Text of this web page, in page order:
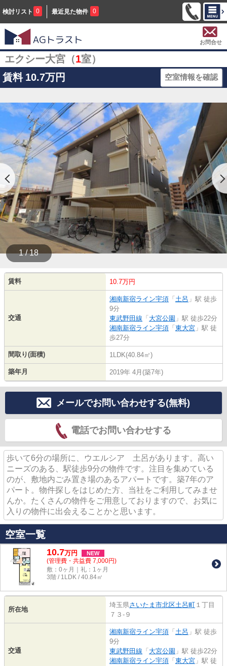
検討リスト 0 最近見た物件 0
お問合せ
エクシー大宮（1室）
賃料 10.7万円 空室情報を確認
1 / 18
賃料 10.7万円
交通
湘南新宿ライン宇須 「 土呂 」駅 徒歩
9分
東武野田線 「 大宮公園 」駅 徒歩22分
湘南新宿ライン宇須 「 東大宮 」駅 徒
歩27分
間取り(面積) 1LDK(40.84㎡)
築年月 2019年 4月(築7年)
メールでお問い合わせする(無料)
電話でお問い合わせする
歩いて6分の場所に、ウエルシア 土呂があります。高い
ニーズのある、駅徒歩9分の物件です。注目を集めている
のが、敷地内ごみ置き場のあるアパートです。築7年のア
パート。物件探しをはじめた方、当社をご利用してみませ
んか。たくさんの物件をご用意しておりますので、お気に
入りの物件に出会えることかと思います。
空室一覧
10.7万円 NEW
(管理費・共益費 7,000円)
敷：0ヶ月｜礼：1ヶ月
3階 / 1LDK / 40.84㎡
所在地
埼玉県さいたま市北区土呂町 １丁目
７３-９
交通
湘南新宿ライン宇須 「 土呂 」駅 徒歩
9分
東武野田線 「 大宮公園 」駅 徒歩22分
湘南新宿ライン宇須 「 東大宮 」駅 徒